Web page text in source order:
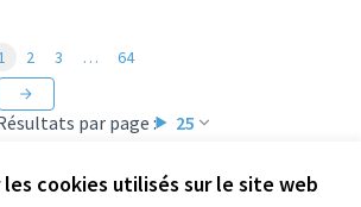
cookies utilisés sur le site web
par page : 25
2 3 … 64